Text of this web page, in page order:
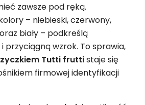
zawsze pod ręką.
– niebieski, czerwony,
biały – podkreślą
przyciągną wzrok. To sprawia,
Tutti fruttistaje się
firmowej identyfikacji